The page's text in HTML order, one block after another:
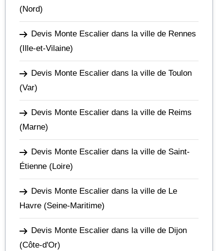
(Nord)
Devis Monte Escalier dans la ville de Rennes
(Ille-et-Vilaine)
Devis Monte Escalier dans la ville de Toulon
(Var)
Devis Monte Escalier dans la ville de Reims
(Marne)
Devis Monte Escalier dans la ville de Saint-
Étienne (Loire)
Devis Monte Escalier dans la ville de Le
Havre (Seine-Maritime)
Devis Monte Escalier dans la ville de Dijon
(Côte-d'Or)